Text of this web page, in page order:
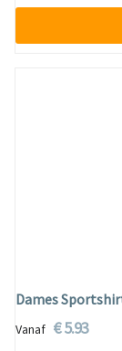
Dames
Vanaf € 5.93